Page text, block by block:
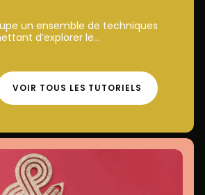
un ensemble de techniques
d’explorer le...
VOIR TOUS LES TUTORIELS